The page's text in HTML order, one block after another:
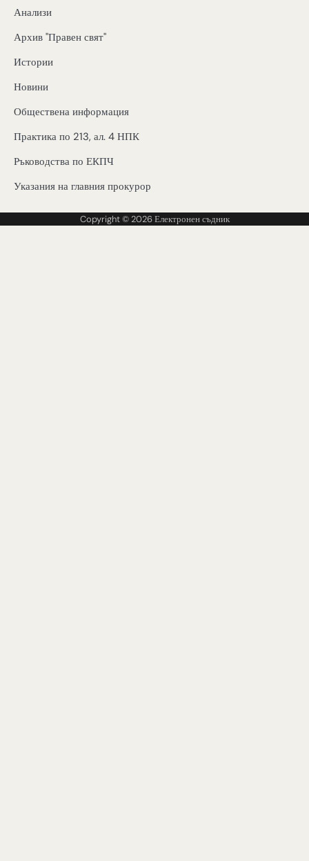
Анализи
Архив "Правен свят"
Истории
Новини
Обществена информация
Практика по 213, ал. 4 НПК
Ръководства по ЕКПЧ
Указания на главния прокурор
Copyright © 2026Електронен съдник